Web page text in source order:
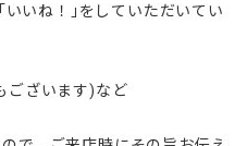
いね！｣をしていただいてい
ございます)など